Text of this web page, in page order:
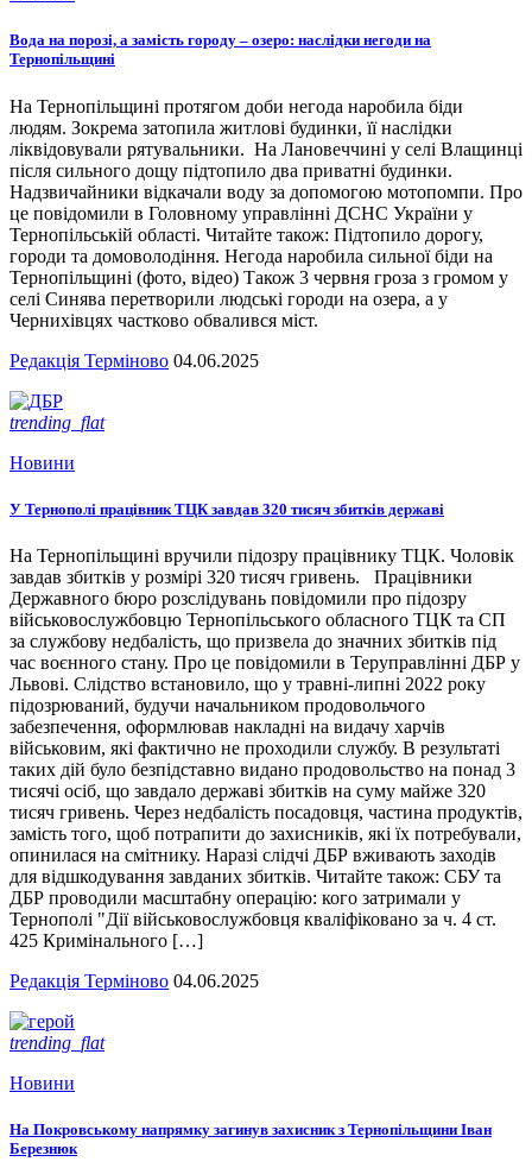
Вода на порозі, а замість городу – озеро: наслідки негоди на
Тернопільщині
На Тернопільщині протягом доби негода наробила біди
людям. Зокрема затопила житлові будинки, її наслідки
ліквідовували рятувальники. На Лановеччині у селі Влащинці
після сильного дощу підтопило два приватні будинки.
Надзвичайники відкачали воду за допомогою мотопомпи. Про
це повідомили в Головному управлінні ДСНС України у
Тернопільській області. Читайте також: Підтопило дорогу,
городи та домоволодіння. Негода наробила сильної біди на
Тернопільщині (фото, відео) Також 3 червня гроза з громом у
селі Синява перетворили людські городи на озера, а у
Чернихівцях частково обвалився міст.
Редакція Терміново 04.06.2025
trending_flat
Новини
У Тернополі працівник ТЦК завдав 320 тисяч збитків державі
На Тернопільщині вручили підозру працівнику ТЦК. Чоловік
завдав збитків у розмірі 320 тисяч гривень. Працівники
Державного бюро розслідувань повідомили про підозру
військовослужбовцю Тернопільського обласного ТЦК та СП
за службову недбалість, що призвела до значних збитків під
час воєнного стану. Про це повідомили в Теруправлінні ДБР у
Львові. Слідство встановило, що у травні-липні 2022 року
підозрюваний, будучи начальником продовольчого
забезпечення, оформлював накладні на видачу харчів
військовим, які фактично не проходили службу. В результаті
таких дій було безпідставно видано продовольство на понад 3
тисячі осіб, що завдало державі збитків на суму майже 320
тисяч гривень. Через недбалість посадовця, частина продуктів,
замість того, щоб потрапити до захисників, які їх потребували,
опинилася на смітнику. Наразі слідчі ДБР вживають заходів
для відшкодування завданих збитків. Читайте також: СБУ та
ДБР проводили масштабну операцію: кого затримали у
Тернополі "Дії військовослужбовця кваліфіковано за ч. 4 ст.
425 Кримінального […]
Редакція Терміново 04.06.2025
trending_flat
Новини
На Покровському напрямку загинув захисник з Тернопільщини Іван
Березнюк